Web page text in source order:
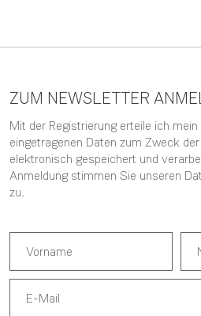
ZUM NEWSLETTER
Mit der Registrierung erteile ich
eingetragenen Daten zum Zweck
elektronisch gespeichert und
Anmeldung stimmen Sie unseren
zu.